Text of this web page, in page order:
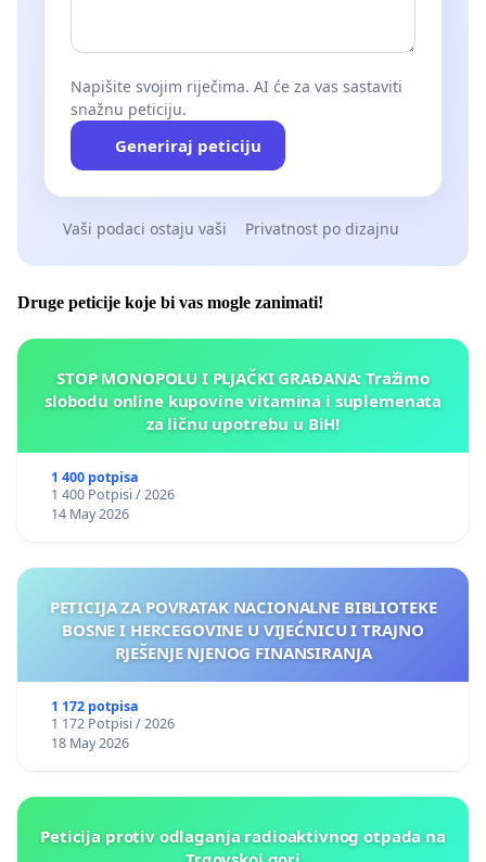
Napišite svojim riječima. AI će za vas sastaviti
snažnu peticiju.
Generiraj peticiju
Vaši podaci ostaju vaši Privatnost po dizajnu
Druge peticije koje bi vas mogle zanimati!
STOP MONOPOLU I PLJAČKI GRAĐANA: Tražimo
slobodu online kupovine vitamina i suplemenata
za ličnu upotrebu u BiH!
1 400 potpisa
1 400 Potpisi / 2026
14 May 2026
PETICIJA ZA POVRATAK NACIONALNE BIBLIOTEKE
BOSNE I HERCEGOVINE U VIJEĆNICU I TRAJNO
RJEŠENJE NJENOG FINANSIRANJA
1 172 potpisa
1 172 Potpisi / 2026
18 May 2026
Peticija protiv odlaganja radioaktivnog otpada na